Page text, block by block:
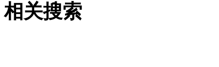
相关搜索